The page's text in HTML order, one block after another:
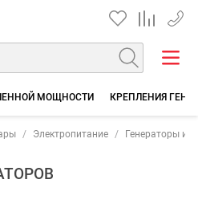
+7
МОЩНОСТИ КРЕПЛЕНИЯ
Электропитание Генераторы и